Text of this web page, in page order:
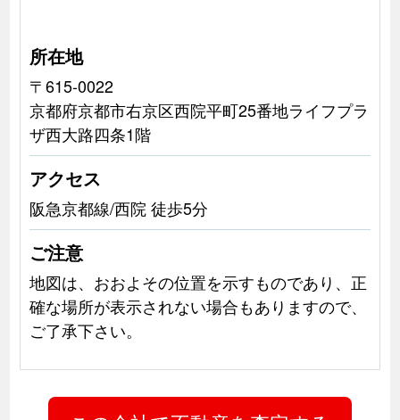
所在地
〒615-0022
京都府京都市右京区西院平町25番地ライフプラ
ザ西大路四条1階
アクセス
阪急京都線/西院 徒歩5分
ご注意
地図は、おおよその位置を示すものであり、正
確な場所が表示されない場合もありますので、
ご了承下さい。